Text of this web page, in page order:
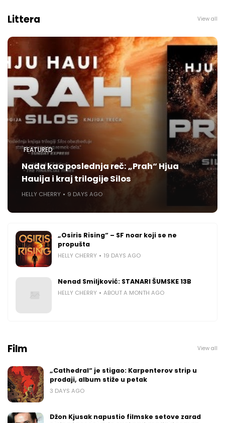
Littera View all
FEATURED
Nada kao poslednja reč: „Prah“ Hjua
Hauija i kraj trilogije Silos
HELLY CHERRY 9 DAYS AGO
„Osiris Rising“ – SF noar koji se ne
propušta
HELLY CHERRY 19 DAYS AGO
Nenad Smiljković: STANARI ŠUMSKE 13B
HELLY CHERRY ABOUT A MONTH AGO
Film View all
„Cathedral“ je stigao: Karpenterov strip u
prodaji, album stiže u petak
3 DAYS AGO
Džon Kjusak napustio filmske setove zarad